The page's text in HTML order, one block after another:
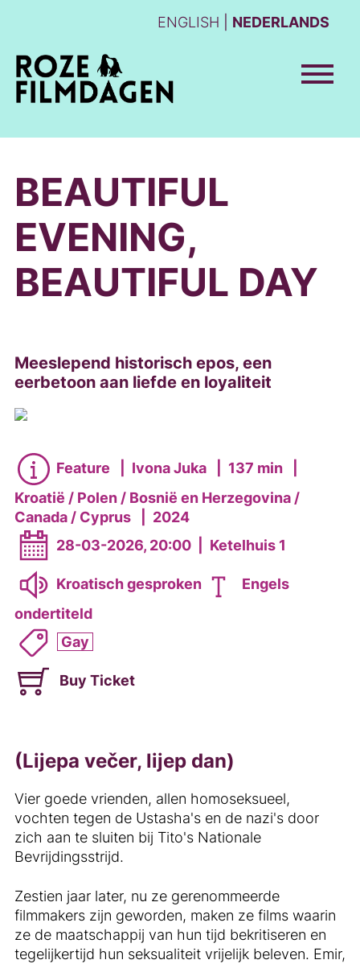
ENGLISH NEDERLANDS
BEAUTIFUL
EVENING,
BEAUTIFUL DAY
Meeslepend historisch epos, een
eerbetoon aan liefde en loyaliteit
Feature Ivona Juka 137 min
Kroatië / Polen / Bosnië en Herzegovina /
Canada / Cyprus
2024
28-03-2026, 20:00
Ketelhuis 1
Kroatisch gesproken
Engels
ondertiteld
Gay
Buy Ticket
(Lijepa večer, lijep dan)
Vier goede vrienden, allen homoseksueel,
vochten tegen de Ustasha's en de nazi's door
zich aan te sluiten bij Tito's Nationale
Bevrijdingsstrijd.
Zestien jaar later, nu ze gerenommeerde
filmmakers zijn geworden, maken ze films waarin
ze de maatschappij van hun tijd bekritiseren en
tegelijkertijd hun seksualiteit vrijelijk beleven. Emir,